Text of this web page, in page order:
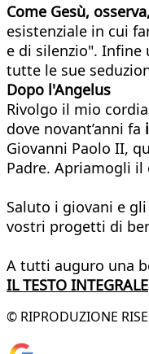
Come Gesù,
esistenziale in cui
e di silenzio". Infine
tutte le sue
Dopo l'Angelus
Rivolgo il mio
dove novant’anni fa
Giovanni Paolo II,
Padre. Apriamogli il
Saluto i giovani e
vostri progetti di
A tutti auguro una
IL TESTO INTEGRALE
© RIPRODUZIONE